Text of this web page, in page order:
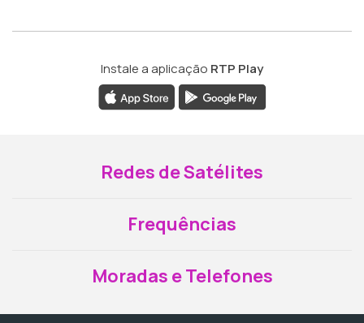
Instale a aplicação RTP Play
Redes de Satélites
Frequências
Moradas e Telefones